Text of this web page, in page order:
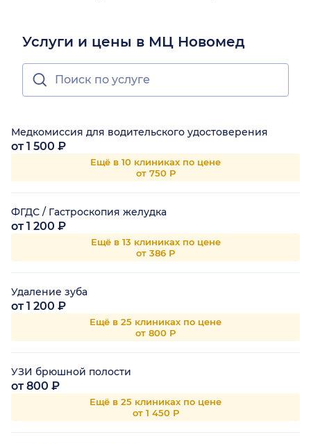
Услуги и цены в МЦ Новомед
Медкомиссия для водительского удостоверения
от 1 500 ₽
Ещё в 10 клиниках по цене
от 750 Р
ФГДС / Гастроскопия желудка
от 1 200 ₽
Ещё в 13 клиниках по цене
от 386 Р
Удаление зуба
от 1 200 ₽
Ещё в 25 клиниках по цене
от 800 Р
УЗИ брюшной полости
от 800 ₽
Ещё в 25 клиниках по цене
от 1 450 Р